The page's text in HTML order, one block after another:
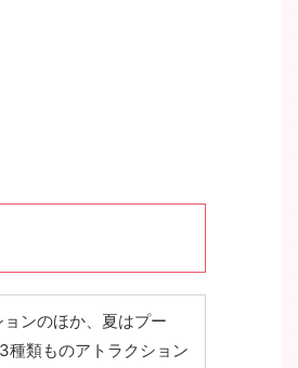
ンのほか、夏はプー
種類ものアトラクション